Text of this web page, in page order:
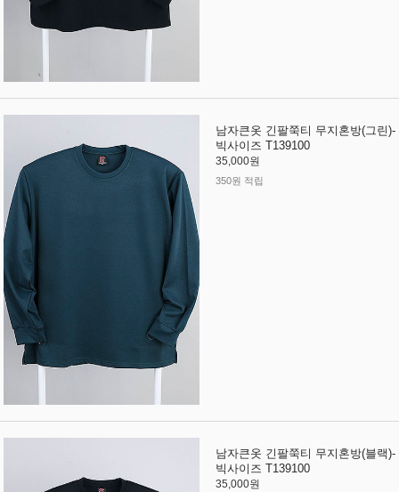
남자큰옷 긴팔쭉티 무지혼방(그린)-
빅사이즈 T139100
35,000원
350원 적립
남자큰옷 긴팔쭉티 무지혼방(블랙)-
빅사이즈 T139100
35,000원